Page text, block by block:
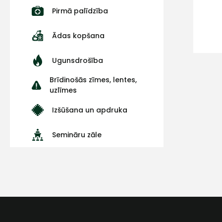
Pirmā palīdzība
Ādas kopšana
Ugunsdrošība
Brīdinošās zīmes, lentes,
uzlīmes
Izšūšana un apdruka
Semināru zāle